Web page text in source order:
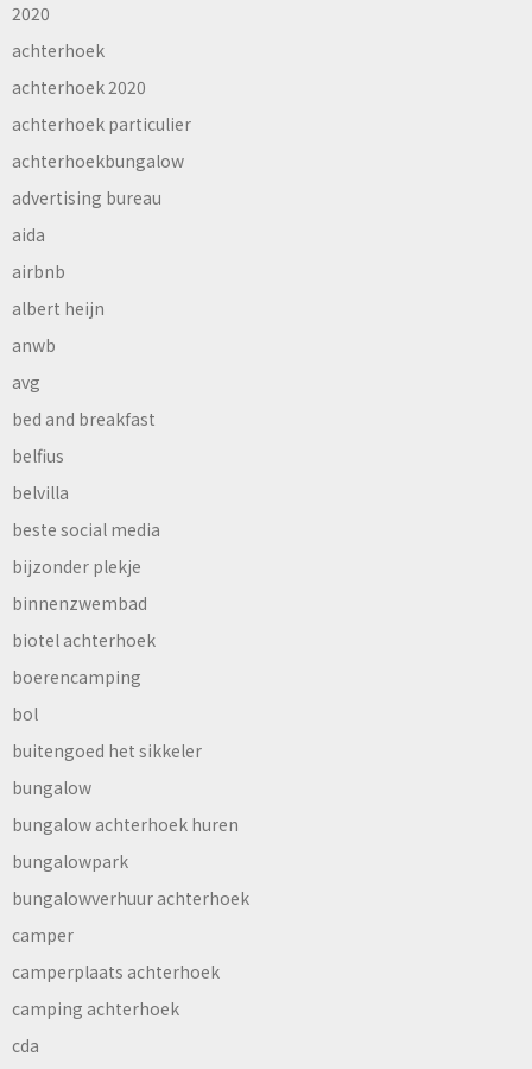
2020
achterhoek
achterhoek 2020
achterhoek particulier
achterhoekbungalow
advertising bureau
aida
airbnb
albert heijn
anwb
avg
bed and breakfast
belfius
belvilla
beste social media
bijzonder plekje
binnenzwembad
biotel achterhoek
boerencamping
bol
buitengoed het sikkeler
bungalow
bungalow achterhoek huren
bungalowpark
bungalowverhuur achterhoek
camper
camperplaats achterhoek
camping achterhoek
cda